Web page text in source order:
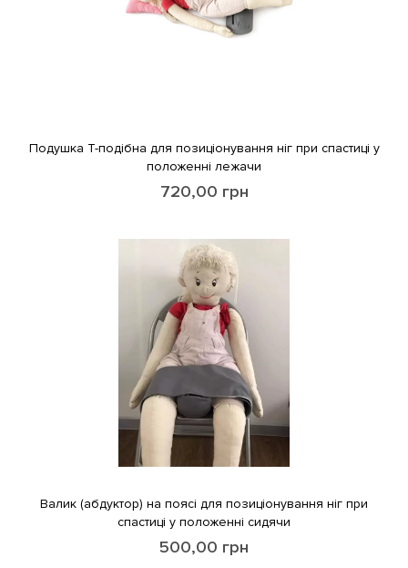
Подушка Т-подібна для позиціонування ніг при спастиці у
положенні лежачи
720,00 грн
Валик (абдуктор) на поясі для позиціонування ніг при
спастиці у положенні сидячи
500,00 грн